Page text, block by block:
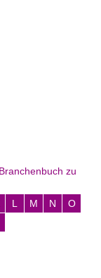
zu
L M N
O